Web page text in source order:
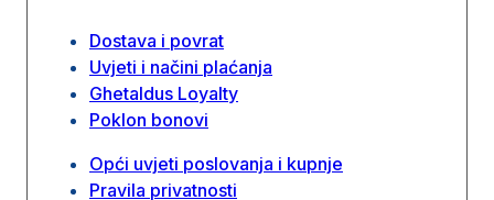
Dostava i povrat
Uvjeti i načini plaćanja
Ghetaldus Loyalty
Poklon bonovi
Opći uvjeti poslovanja i kupnje
Pravila privatnosti